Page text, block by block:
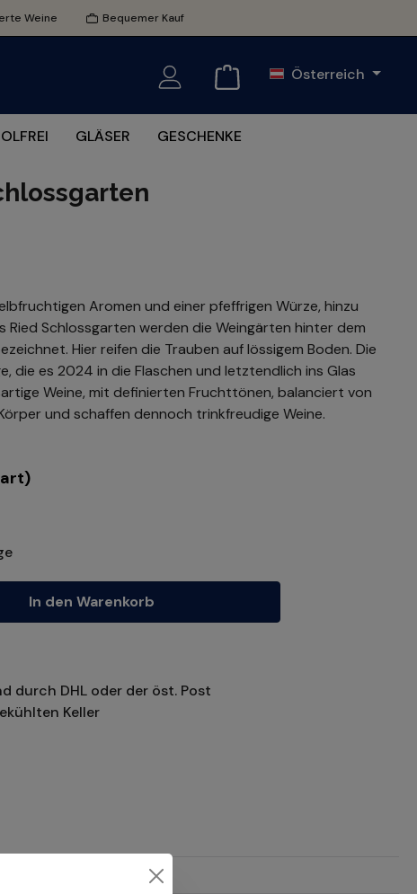
Weine Bequemer Kauf
Österreich
GLÄSER GESCHENKE
Aromen und einer pfeffrigen Würze, hinzu
Ried Schlossgarten werden die Weingärten hinter dem
Hier reifen die Trauben auf lössigem Boden. Die
die es 2024 in die Flaschen und letztendlich ins Glas
Weine, mit definierten Fruchttönen, balanciert von
und schaffen dennoch trinkfreudige Weine.
die Schaltflächen um die Anzahl zu erhöhen oder zu reduzieren.
In den Warenkorb
durch DHL oder der öst. Post
Keller